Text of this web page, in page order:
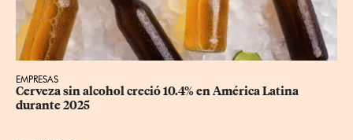
EMPRESAS
Cerveza sin alcohol creció 10.4% en América Latina
durante 2025